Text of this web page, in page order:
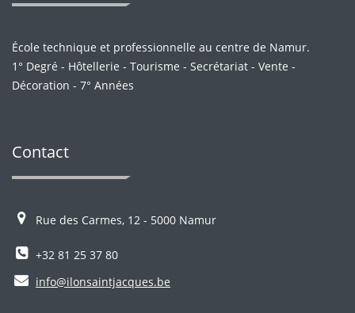
École technique et professionnelle au centre de Namur.
1° Degré - Hôtellerie - Tourisme - Secrétariat - Vente -
Décoration - 7° Années
Contact
Rue des Carmes, 12 - 5000 Namur
+32 81 25 37 80
info@ilonsaintjacques.be